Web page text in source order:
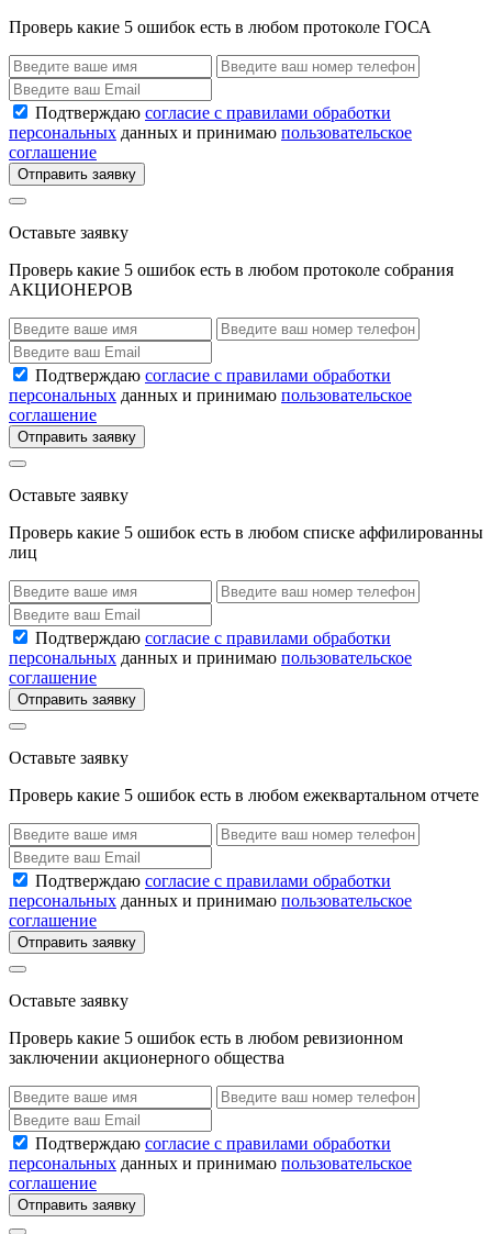
Проверь какие 5 ошибок есть в любом протоколе ГОСА
Подтверждаю согласие с правилами обработки
персональных данных и принимаю пользовательское
соглашение
Отправить заявку
Оставьте заявку
Проверь какие 5 ошибок есть в любом протоколе собрания
АКЦИОНЕРОВ
Подтверждаю согласие с правилами обработки
персональных данных и принимаю пользовательское
соглашение
Отправить заявку
Оставьте заявку
Проверь какие 5 ошибок есть в любом списке аффилированны
лиц
Подтверждаю согласие с правилами обработки
персональных данных и принимаю пользовательское
соглашение
Отправить заявку
Оставьте заявку
Проверь какие 5 ошибок есть в любом ежеквартальном отчете
Подтверждаю согласие с правилами обработки
персональных данных и принимаю пользовательское
соглашение
Отправить заявку
Оставьте заявку
Проверь какие 5 ошибок есть в любом ревизионном
заключении акционерного общества
Подтверждаю согласие с правилами обработки
персональных данных и принимаю пользовательское
соглашение
Отправить заявку